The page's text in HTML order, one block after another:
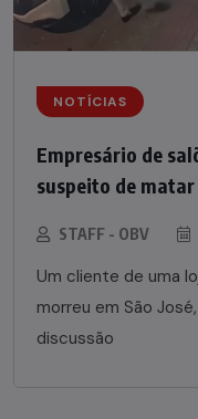
NOTÍCIAS
Empresário de
suspeito de
STAFF - OBV
Um cliente de uma
morreu em São
discussão